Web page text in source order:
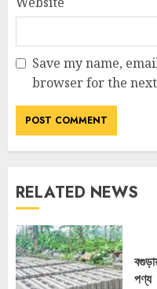
Save my name,
browser for the
RELATED NEWS
পণ্য